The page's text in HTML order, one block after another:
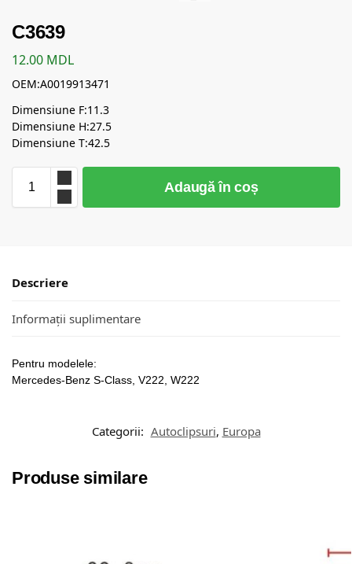
C3639
12.00 MDL
OEM:A0019913471
Dimensiune F:11.3
Dimensiune H:27.5
Dimensiune T:42.5
Adaugă în coș
Descriere
Informații suplimentare
Pentru modelele:
Mercedes-Benz S-Class, V222, W222
Categorii: Autoclipsuri, Europa
Produse similare